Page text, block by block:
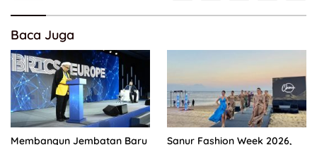
Baca Juga
Membangun Jembatan Baru
Sanur Fashion Week 2026,